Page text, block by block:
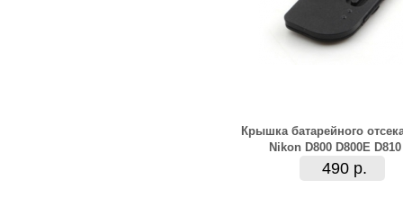
Крышка батарейного
Nikon D800 D800E D810
490 р.